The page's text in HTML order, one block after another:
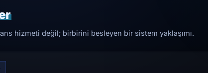
hizmeti değil; birbirini besleyen bir sistem yaklaşımı.